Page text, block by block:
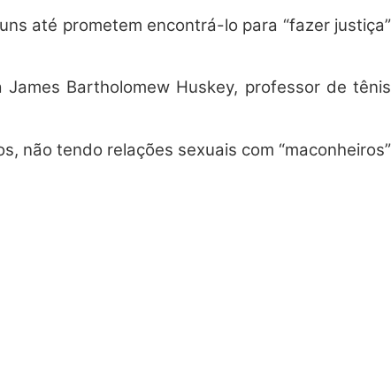
até prometem encontrá-lo para “fazer justiça”
Bartholomew Huskey, professor de tênis
não tendo relações sexuais com “maconheiros”